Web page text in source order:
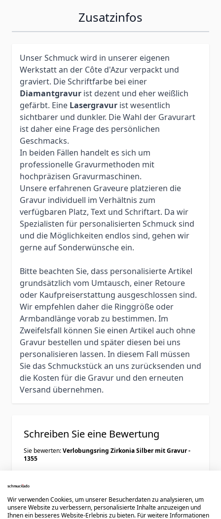
Zusatzinfos
Unser Schmuck wird in unserer eigenen
Werkstatt an der Côte d'Azur verpackt und
graviert. Die Schriftfarbe bei einer
Diamantgravur ist dezent und eher weißlich
gefärbt. Eine Lasergravur ist wesentlich
sichtbarer und dunkler. Die Wahl der Gravurart
ist daher eine Frage des persönlichen
Geschmacks.
In beiden Fällen handelt es sich um
professionelle Gravurmethoden mit
hochpräzisen Gravurmaschinen.
Unsere erfahrenen Graveure platzieren die
Gravur individuell im Verhältnis zum
verfügbaren Platz, Text und Schriftart. Da wir
Spezialisten für personalisierten Schmuck sind
und die Möglichkeiten endlos sind, gehen wir
gerne auf Sonderwünsche ein.
Bitte beachten Sie, dass personalisierte Artikel
grundsätzlich vom Umtausch, einer Retoure
oder Kaufpreiserstattung ausgeschlossen sind.
Wir empfehlen daher die Ringgröße oder
Armbandlänge vorab zu bestimmen. Im
Zweifelsfall können Sie einen Artikel auch ohne
Gravur bestellen und später diesen bei uns
personalisieren lassen. In diesem Fall müssen
Sie das Schmuckstück an uns zurücksenden und
die Kosten für die Gravur und den erneuten
Versand übernehmen.
Schreiben Sie eine Bewertung
Sie bewerten:Verlobungsring Zirkonia Silber mit Gravur -
1355
Wir verwenden Cookies, um unserer Besucherdaten zu analysieren, um
unsere Website zu verbessern, personalisierte Inhalte anzuzeigen und
Ihnen ein besseres Website-Erlebnis zu bieten. Für weitere Informationen